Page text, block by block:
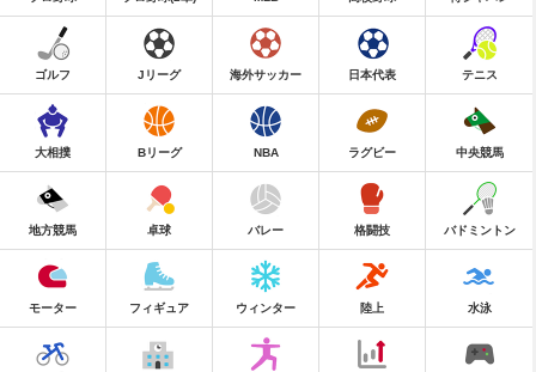
ゴルフ Jリーグ 海外サッカー 日本代表 テニス
大相撲 Bリーグ NBA ラグビー 中央競馬
地方競馬 卓球 バレー 格闘技 バドミントン
モーター フィギュア ウィンター 陸上 水泳